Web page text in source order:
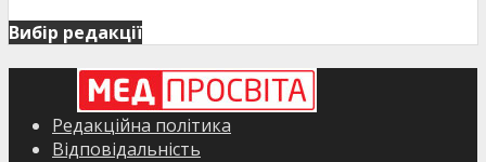
Вибір редакції
Редакційна політика
Відповідальність